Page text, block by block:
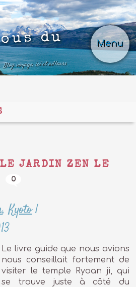
Menu
du
Blog voyage, ici et ailleurs
JARDIN ZEN LE
0
,Kyoto|
Le livre guide que nous avions
nous conseillait fortement de
visiter le temple Ryoan ji, qui
se trouve juste à côté du